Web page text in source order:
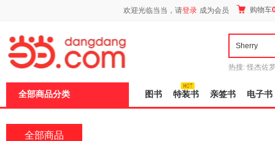
欢迎光临当当，请登录 成为会员 购物车
热搜: 怪杰佐
全部商品分类 图书 特装书 亲签书 电子书
全部商品
页